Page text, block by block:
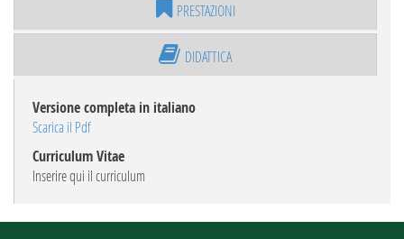
PRESTAZIONI
DIDATTICA
Versione completa in italiano
Scarica il Pdf
Curriculum Vitae
Inserire qui il curriculum